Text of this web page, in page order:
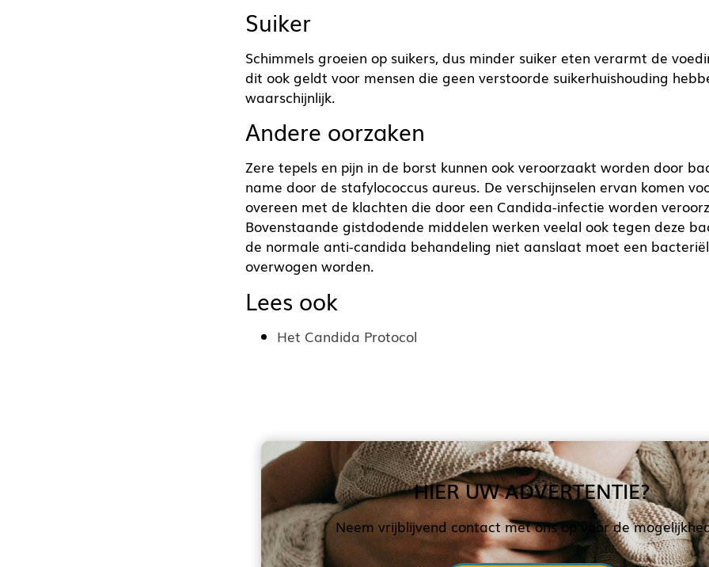
Suiker
Schimmels groeien op suikers, dus minder suiker eten verarmt de
dit ook geldt voor mensen die geen verstoorde suikerhuishouding
waarschijnlijk.
Andere oorzaken
Zere tepels en pijn in de borst kunnen ook veroorzaakt worden door
name door de stafylococcus aureus. De verschijnselen ervan komen
overeen met de klachten die door een Candida-infectie worden
Bovenstaande gistdodende middelen werken veelal ook tegen deze
de normale anti-candida behandeling niet aanslaat moet een
overwogen worden.
Lees ook
Het Candida Protocol
HIER UW ADVERTENTIE?
Neem vrijblijvend contact met ons op voor de